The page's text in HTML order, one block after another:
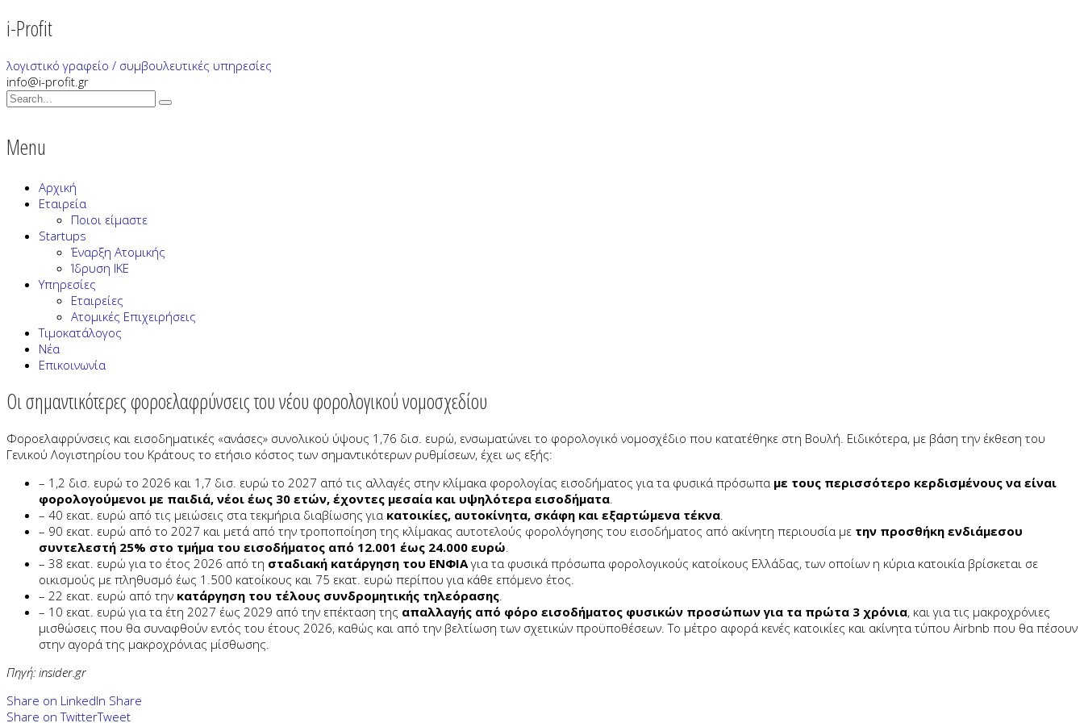
i-Profit
λογιστικό γραφείο / συμβουλευτικές υπηρεσίες
info@i-profit.gr
Menu
Αρχική
Εταιρεία
Ποιοι είμαστε
Startups
Έναρξη Ατομικής
Ίδρυση ΙΚΕ
Υπηρεσίες
Εταιρείες
Ατομικές Επιχειρήσεις
Τιμοκατάλογος
Νέα
Επικοινωνία
Οι σημαντικότερες φοροελαφρύνσεις του νέου φορολογικού νομοσχεδίου
Φοροελαφρύνσεις και εισοδηματικές «ανάσες» συνολικού ύψους 1,76 δισ. ευρώ, ενσωματώνει το φορολογικό νομοσχέδιο που κατατέθηκε στη Βουλή. Ειδικότερα, με βάση την έκθεση του
Γενικού Λογιστηρίου του Κράτους το ετήσιο κόστος των σημαντικότερων ρυθμίσεων, έχει ως εξής:
– 1,2 δισ. ευρώ το 2026 και 1,7 δισ. ευρώ το 2027 από τις αλλαγές στην κλίμακα φορολογίας εισοδήματος για τα φυσικά πρόσωπα με τους περισσότερο κερδισμένους να είναι
φορολογούμενοι με παιδιά, νέοι έως 30 ετών, έχοντες μεσαία και υψηλότερα εισοδήματα
– 40 εκατ. ευρώ από τις μειώσεις στα τεκμήρια διαβίωσης για κατοικίες, αυτοκίνητα, σκάφη και εξαρτώμενα τέκνα
– 90 εκατ. ευρώ από το 2027 και μετά από την τροποποίηση της κλίμακας αυτοτελούς φορολόγησης του εισοδήματος από ακίνητη περιουσία με την προσθήκη ενδιάμεσου
συντελεστή 25% στο τμήμα του εισοδήματος από 12.001 έως 24.000 ευρώ
– 38 εκατ. ευρώ για το έτος 2026 από τη σταδιακή κατάργηση του ΕΝΦΙΑγια τα φυσικά πρόσωπα φορολογικούς κατοίκους Ελλάδας, των οποίων η κύρια κατοικία βρίσκεται σε
οικισμούς με πληθυσμό έως 1.500 κατοίκους και 75 εκατ. ευρώ περίπου για κάθε επόμενο έτος.
– 22 εκατ. ευρώ από την κατάργηση του τέλους συνδρομητικής τηλεόρασης
– 10 εκατ. ευρώ για τα έτη 2027 έως 2029 από την επέκταση της απαλλαγής από φόρο εισοδήματος φυσικών προσώπων για τα πρώτα 3 χρόνια, και για τις μακροχρόνιες
μισθώσεις που θα συναφθούν εντός του έτους 2026, καθώς και από την βελτίωση των σχετικών προϋποθέσεων. Το μέτρο αφορά κενές κατοικίες και ακίνητα τύπου Airbnb που θα πέσουν
στην αγορά της μακροχρόνιας μίσθωσης.
Πηγή: insider.gr
Share on LinkedIn Share
Share on TwitterTweet